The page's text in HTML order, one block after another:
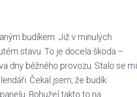
budíkem. Již v minulých
stavu. To je docela škoda –
dny běžného provozu. Stalo se mi
Čekal jsem, že budík
Bohužel takto to na